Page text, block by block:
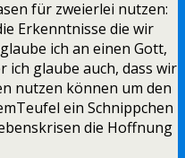
für zweierlei nutzen:
Erkenntnisse die wir
ich an einen Gott,
ich glaube auch, dass wir
nutzen können um den
ein Schnippchen
die Hoffnung